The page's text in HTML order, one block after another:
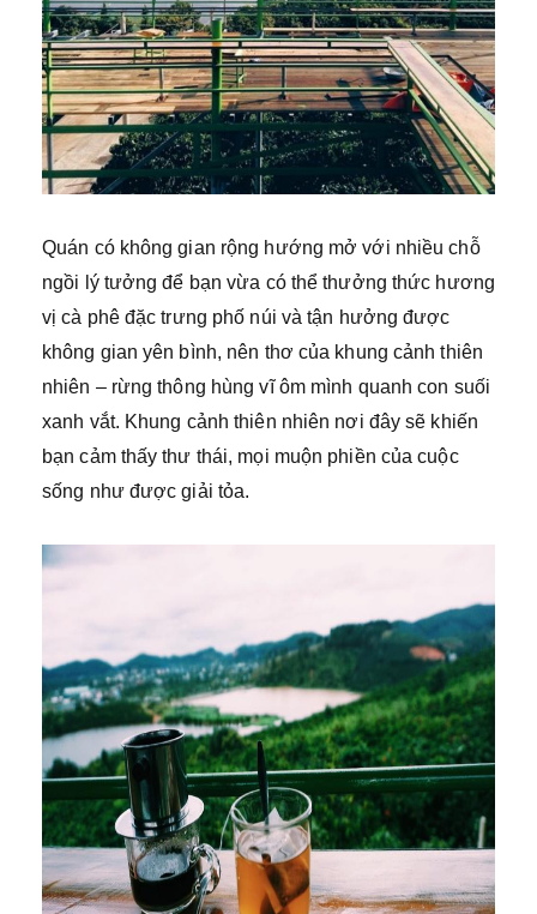
Quán có không gian rộng hướng mở với nhiều chỗ
ngồi lý tưởng để bạn vừa có thể thưởng thức hương
vị cà phê đặc trưng phố núi và tận hưởng được
không gian yên bình, nên thơ của khung cảnh thiên
nhiên – rừng thông hùng vĩ ôm mình quanh con suối
xanh vắt. Khung cảnh thiên nhiên nơi đây sẽ khiến
bạn cảm thấy thư thái, mọi muộn phiền của cuộc
sống như được giải tỏa.